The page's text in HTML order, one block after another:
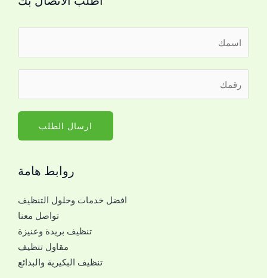
م
ارسال الطلب
روابط هامة
افضل خدمات وحلول التنظيف
تواصل معنا
تنظيف بريدة وعنيزة
مقاول تنظيف
تنظيف البكيرية والبدائع